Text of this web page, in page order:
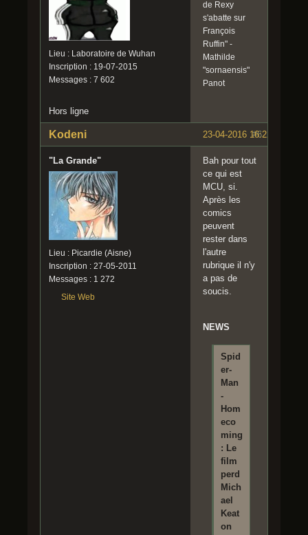
Lieu : Laboratoire de Wuhan
Inscription : 19-07-2015
Messages : 7 602
de Rexy
s'abatte sur
François
Ruffin" -
Mathilde
"sornaensis"
Panot
Hors ligne
#6
23-04-2016 16:22:27
Kodeni
"La Grande"
Lieu : Picardie (Aisne)
Inscription : 27-05-2011
Messages : 1 272
Site Web
Bah pour tout
ce qui est
MCU, si.
Après les
comics
peuvent
rester dans
l'autre
rubrique il n'y
a pas de
soucis.
NEWS
Spid
er-
Man
-
Hom
eco
ming
: Le
film
perd
Mich
ael
Keat
on